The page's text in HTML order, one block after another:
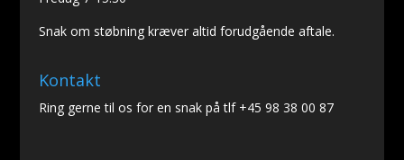
Snak om støbning kræver altid forudgående aftale.
Kontakt
Ring gerne til os for en snak på tlf +45 98 38 00 87